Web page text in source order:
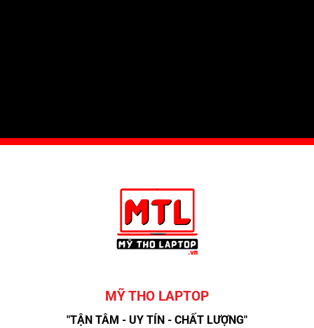
MỸ THO LAPTOP
"TẬN TÂM - UY TÍN - CHẤT LƯỢNG"